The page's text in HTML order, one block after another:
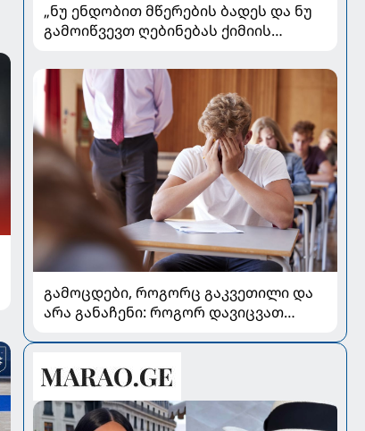
„ნუ ენდობით მწერების ბადეს და ნუ
გამოიწვევთ ღებინებას ქიმიის
ბავშვი კრიტიკულ სიტუაციაში,
პედიატრ სალომე ახვლედიანის
რჩევები
გამოცდები, როგორც გაკვეთილი და
არა განაჩენი: როგორ დავიცვათ